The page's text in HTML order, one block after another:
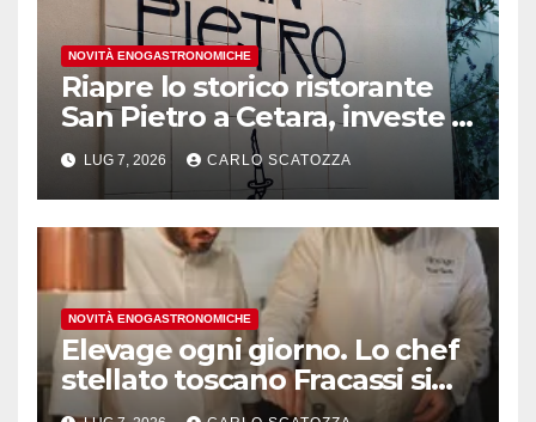
NOVITÀ ENOGASTRONOMICHE
Riapre lo storico ristorante
San Pietro a Cetara, investe il
gruppo Armatore
LUG 7, 2026 CARLO SCATOZZA
NOVITÀ ENOGASTRONOMICHE
Elevage ogni giorno. Lo chef
stellato toscano Fracassi si
trasferisce a Trentola